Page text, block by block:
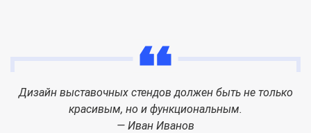
Дизайн выставочных стендов должен быть не только
красивым, но и функциональным.
— Иван Иванов